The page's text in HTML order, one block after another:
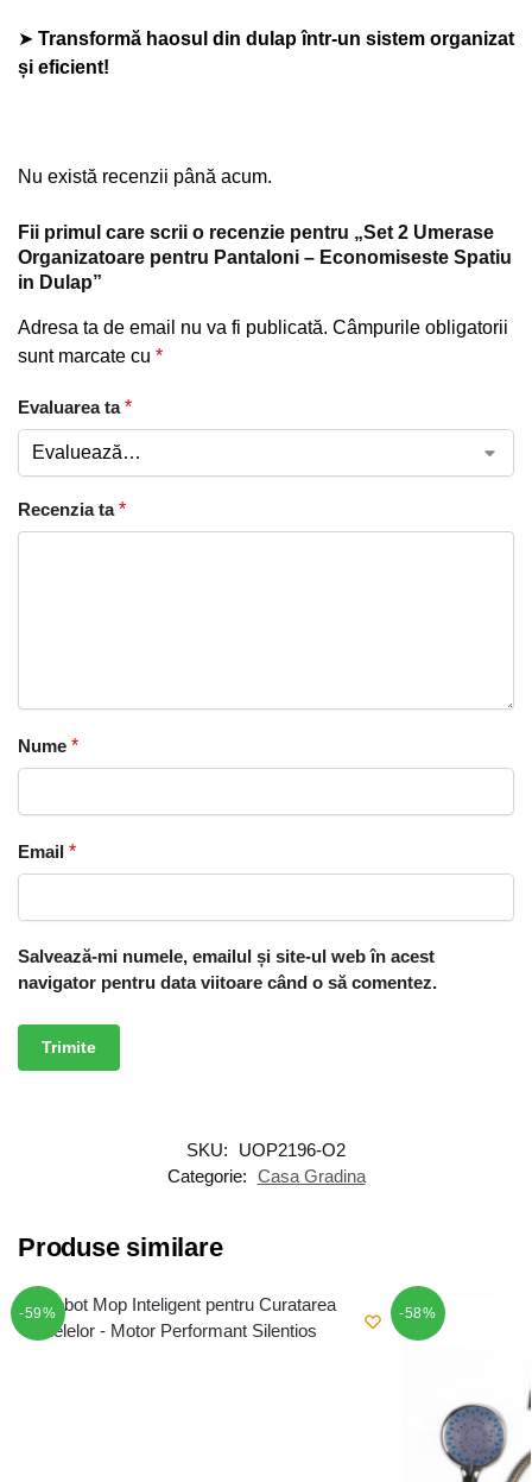
➤ Transformă haosul din dulap într-un sistem organizat
și eficient!
Nu există recenzii până acum.
Fii primul care scrii o recenzie pentru „Set 2 Umerase
Organizatoare pentru Pantaloni – Economiseste Spatiu
in Dulap”
Adresa ta de email nu va fi publicată. Câmpurile obligatorii
sunt marcate cu *
Evaluarea ta*
Recenzia ta*
Nume *
Email *
Salvează-mi numele, emailul și site-ul web în acest
navigator pentru data viitoare când o să comentez.
SKU:
UOP2196-O2
Categorie: Casa Gradina
Produse similare
-59% -58%